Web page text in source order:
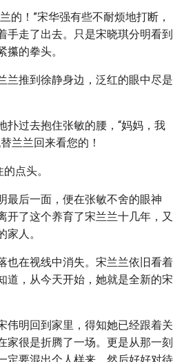
的！”宋华强有些不耐烦地打断，
手走了出去。只是宋晓琪分明看到
攥的拳头。
兰推到徐静身边，泛红的眼中尽是
扑过去抱住张敏的腰，“妈妈，我
兰兰回来看您的！
点头。
最后一面，便在张敏不舍的眼神
开了这个养育了宋兰兰十几年，又
人。
也在视线中消失。宋兰兰依旧看着
道，从今天开始，她就是全新的宋
伟明回到家里，得知她已经跟着关
家很是折腾了一场。更是从那一刻